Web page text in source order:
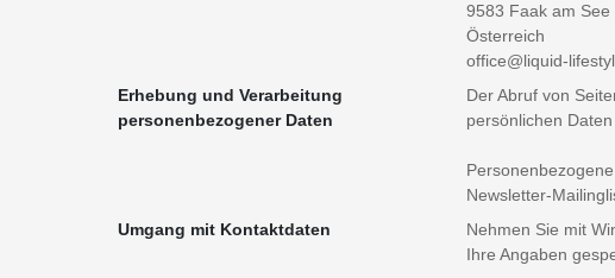
9583 Faak am See
Österreich
office@liquid-
Erhebung und Verarbeitung
personenbezogener Daten
Der Abruf von
persönlichen
Newsletter-
Umgang mit Kontaktdaten
Nehmen Sie mit
Ihre Angaben